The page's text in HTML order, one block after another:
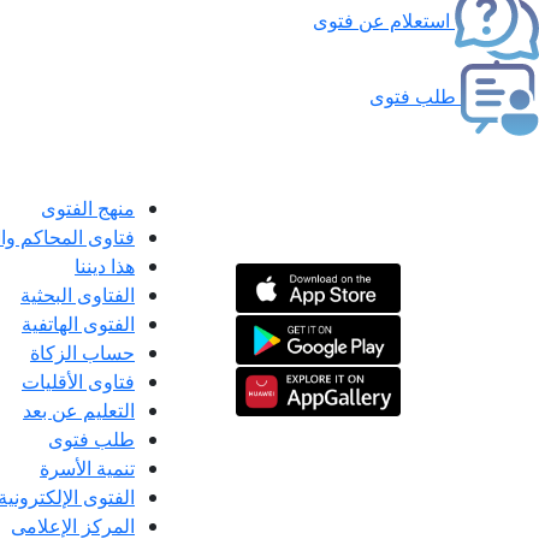
استعلام عن فتوى
طلب فتوى
منهج الفتوى
فتاوى المحاكم
هذا ديننا
الفتاوى البحثية
الفتوى الهاتفية
حساب الزكاة
فتاوى الأقليات
التعليم عن بعد
طلب فتوى
تنمية الأسرة
الفتوى الإلكترونية
المركز الإعلامى